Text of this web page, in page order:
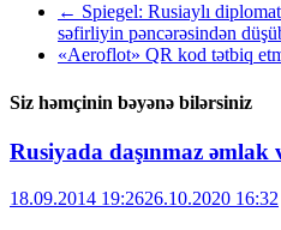
← Spiegel: Rusiaylı
səfirliyin pəncərəsindən
«Aeroflot» QR kod tətbiq
Siz həmçinin bəyənə bilərsiniz
Rusiyada daşınmaz
18.09.2014 19:2626.10.2020 16:32